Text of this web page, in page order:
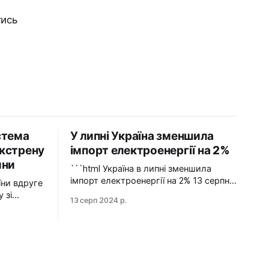
зі
раз
У липні Україна зменшила
імпорт електроенергії на 2%
```html Україна в липні зменшила
імпорт електроенергії на 2% 13 серпня
електроенергії в Україні зменшився на
13 серп 2024 р.